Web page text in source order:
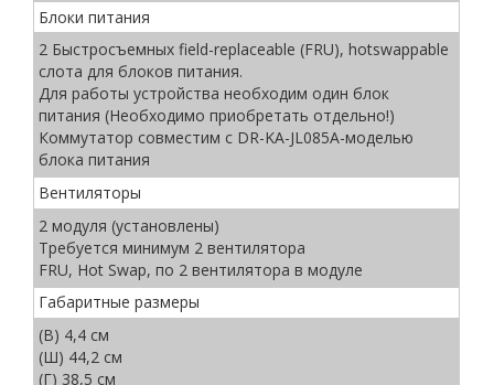
Блоки питания
2 Быстросъемных field-replaceable (FRU), hotswappable
слота для блоков питания.
Для работы устройства необходим один блок
питания (Необходимо приобретать отдельно!)
Коммутатор совместим с DR-KА-JL085A-моделью
блока питания
Вентиляторы
2 модуля (установлены)
Требуется минимум 2 вентилятора
FRU, Hot Swap, по 2 вентилятора в модуле
Габаритные размеры
(В) 4,4 см
(Ш) 44,2 см
(Г) 38,5 см